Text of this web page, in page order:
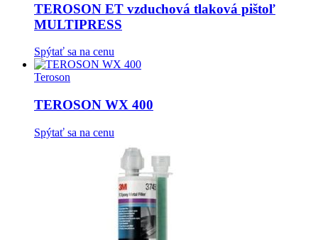
TEROSON ET vzduchová tlaková pištoľ
MULTIPRESS
Spýtať sa na cenu
Teroson
TEROSON WX 400
Spýtať sa na cenu